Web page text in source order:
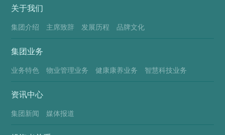
关于我们
集团介绍 主席致辞 发展历程 品牌文化
集团业务
业务特色 物业管理业务 健康康养业务 智慧科技业务
资讯中心
集团新闻 媒体报道